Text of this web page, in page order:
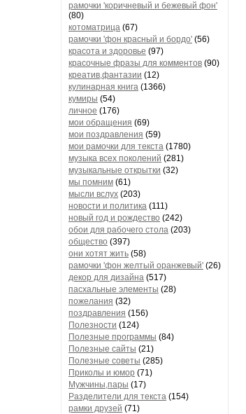
рамочки 'коричневый и бежевый фон'
(80)
котоматрица (67)
рамочки 'фон красный и бордо' (56)
красота и здоровье (97)
красочные фразы для комментов (90)
креатив,фантазии (12)
кулинарная книга (1366)
кумиры (54)
личное (176)
мои обращения (69)
мои поздравления (59)
мои рамочки для текста (1780)
музыка всех поколений (281)
музыкальные открытки (32)
мы помним (61)
мысли вслух (203)
новости и политика (111)
новый год и рождество (242)
обои для рабочего стола (203)
общество (397)
они хотят жить (58)
рамочки 'фон желтый оранжевый' (26)
декор для дизайна (517)
пасхальные элементы (28)
пожелания (32)
поздравления (156)
Полезности (124)
Полезные программы (84)
Полезные сайты (21)
Полезные советы (285)
Приколы и юмор (71)
Мужчины,пары (17)
Разделители для текста (154)
рамки друзей (71)